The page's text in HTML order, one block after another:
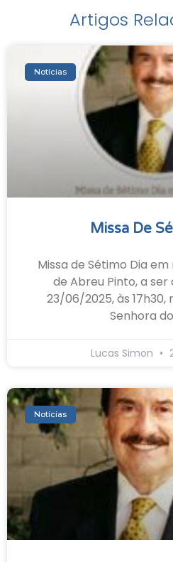
Artigos
Notícias
Missa De
Missa de Sétimo Dia
de Abreu Pinto, a
23/06/2025, às 17h30,
Senhora
Lucas Simon
Notícias